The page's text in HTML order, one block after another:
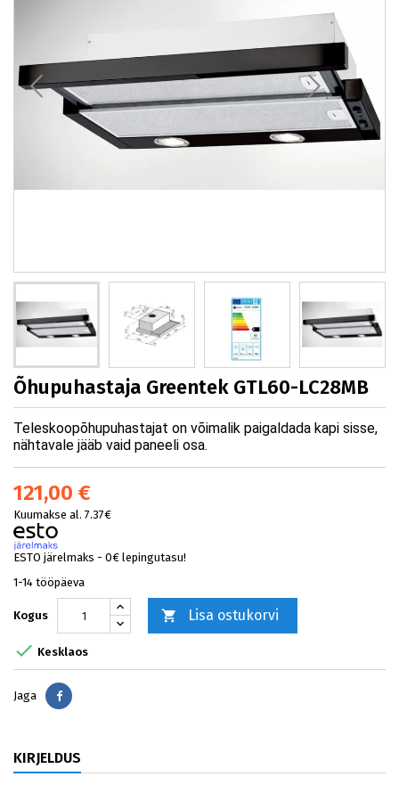
Õhupuhastaja Greentek GTL60-LC28MB
Teleskoopõhupuhastajat on võimalik paigaldada kapi sisse,
nähtavale jääb vaid paneeli osa.
121,00 €
Kuumakse al. 7.37€
ESTO järelmaks - 0€ lepingutasu!
1-14 tööpäeva
Kogus  Lisa ostukorvi
 Kesklaos
Jaga Jaga
KIRJELDUS